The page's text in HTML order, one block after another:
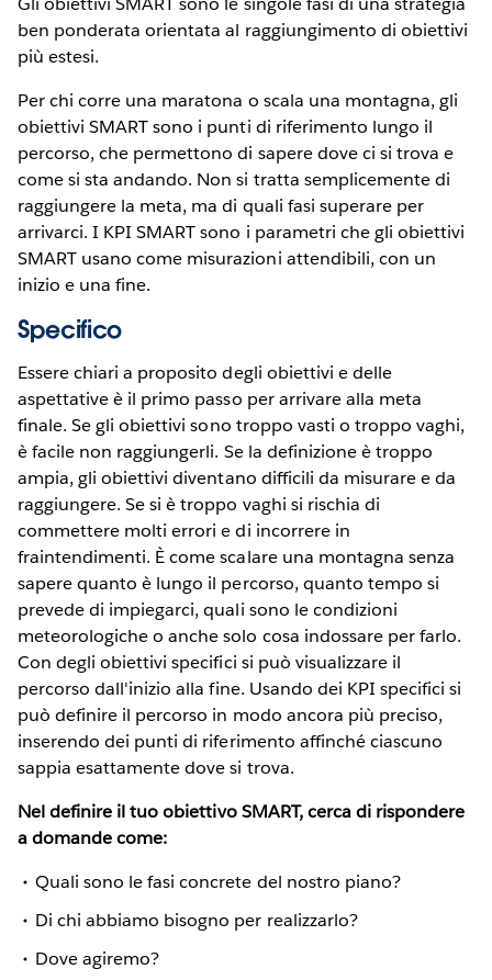
ben ponderata orientata al raggiungimento di obiettivi
più estesi.
Per chi corre una maratona o scala una montagna, gli
obiettivi SMART sono i punti di riferimento lungo il
percorso, che permettono di sapere dove ci si trova e
come si sta andando. Non si tratta semplicemente di
raggiungere la meta, ma di quali fasi superare per
arrivarci. I KPI SMART sono i parametri che gli obiettivi
SMART usano come misurazioni attendibili, con un
inizio e una fine.
Specifico
Essere chiari a proposito degli obiettivi e delle
aspettative è il primo passo per arrivare alla meta
finale. Se gli obiettivi sono troppo vasti o troppo vaghi,
è facile non raggiungerli. Se la definizione è troppo
ampia, gli obiettivi diventano difficili da misurare e da
raggiungere. Se si è troppo vaghi si rischia di
commettere molti errori e di incorrere in
fraintendimenti. È come scalare una montagna senza
sapere quanto è lungo il percorso, quanto tempo si
prevede di impiegarci, quali sono le condizioni
meteorologiche o anche solo cosa indossare per farlo.
Con degli obiettivi specifici si può visualizzare il
percorso dall'inizio alla fine. Usando dei KPI specifici si
può definire il percorso in modo ancora più preciso,
inserendo dei punti di riferimento affinché ciascuno
sappia esattamente dove si trova.
Nel definire il tuo obiettivo SMART, cerca di rispondere
a domande come:
Quali sono le fasi concrete del nostro piano?
Di chi abbiamo bisogno per realizzarlo?
Dove agiremo?